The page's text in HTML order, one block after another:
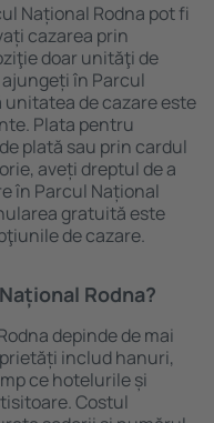
Național Rodna pot fi
cazarea prin
doar unităţi de
în Parcul
de cazare este
Plata pentru
plată sau prin cardul
aveți dreptul de a
în Parcul Național
gratuită este
de cazare.
Rodna?
depinde de mai
includ hanuri,
ce hotelurile și
Costul